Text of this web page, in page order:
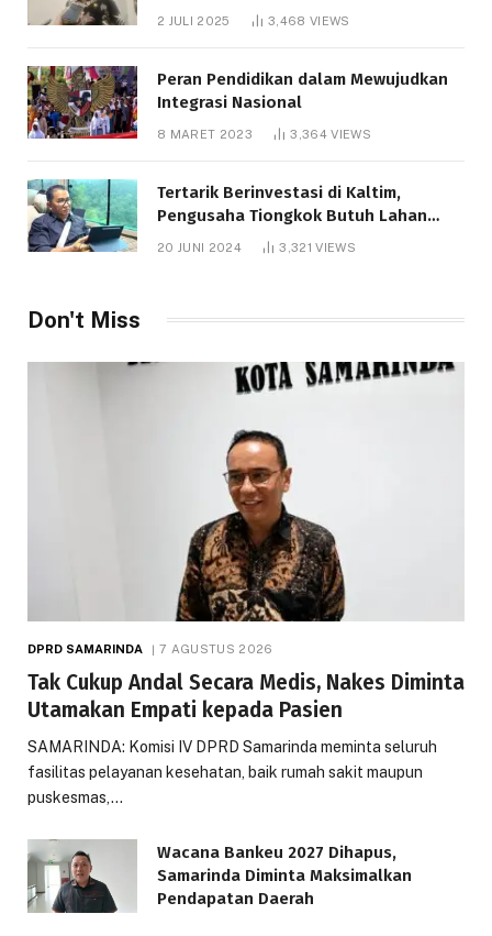
Bantuan Pendidikan Gratispol
2 JULI 2025 3,468 VIEWS
Peran Pendidikan dalam Mewujudkan
Integrasi Nasional
8 MARET 2023 3,364VIEWS
Tertarik Berinvestasi di Kaltim,
Pengusaha Tiongkok Butuh Lahan
20 JUNI 2024 3,321VIEWS
Don't Miss
DPRD SAMARINDA 7 AGUSTUS 2026
Tak Cukup Andal Secara Medis, Nakes Diminta
Utamakan Empati kepada Pasien
SAMARINDA: Komisi IV DPRD Samarinda meminta seluruh
fasilitas pelayanan kesehatan, baik rumah sakit maupun
puskesmas,…
Wacana Bankeu 2027 Dihapus,
Samarinda Diminta Maksimalkan
Pendapatan Daerah